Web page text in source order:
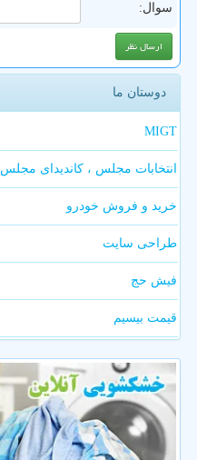
سوال:
دوستان ما
MIGT
انتخابات مجلس ، کاندیدای مجلس
خرید و فروش خودرو
طراحی سایت
فیش حج
قیمت بیسیم